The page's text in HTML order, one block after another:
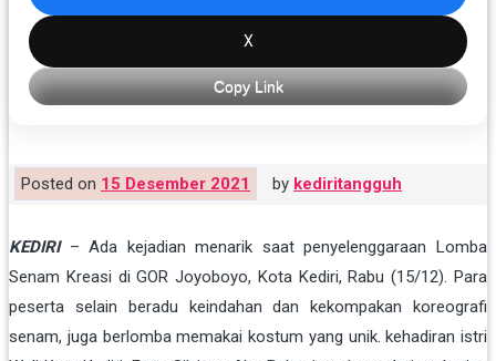
X
Copy Link
Posted on 15 Desember 2021 by kediritangguh
KEDIRI– Ada kejadian menarik saat penyelenggaraan Lomba
Senam Kreasi di GOR Joyoboyo, Kota Kediri, Rabu (15/12). Para
peserta selain beradu keindahan dan kekompakan koreografi
senam, juga berlomba memakai kostum yang unik. kehadiran istri